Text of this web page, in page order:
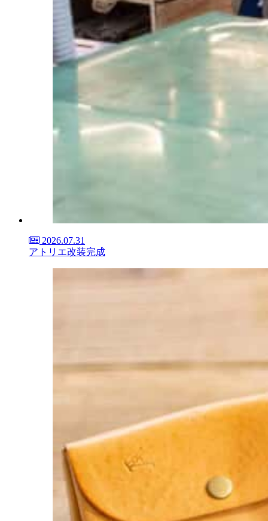
2026.07.31
アトリエ改装完成